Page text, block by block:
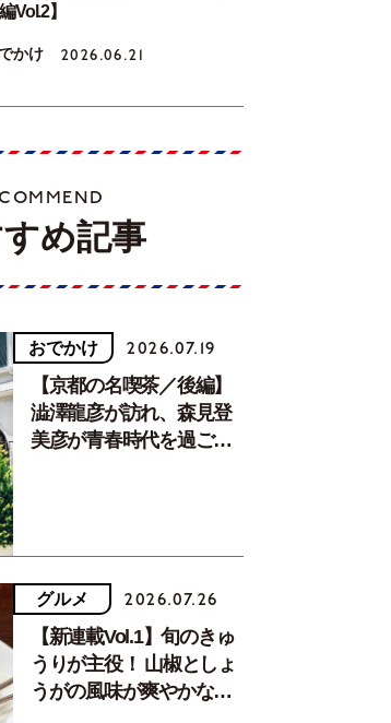
Vol.2】
かけ 2026.06.21
め記事
おでかけ 2026.07.19
【京都の名喫茶／後編】
澁澤龍彦が訪れ、森見登
美彦が青春時代を過ごし
グルメ 2026.07.26
【新連載Vol.1】旬のきゅ
うりが主役！ 山椒としょ
うがの風味が爽やかな、